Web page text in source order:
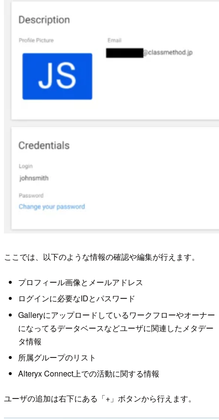
ここでは、以下のような情報の確認や編集が行えます。
プロフィール画像とメールアドレス
ログインに必要なIDとパスワード
Galleryにアップロードしているワークフローやオーナー
になってるデータベースなどユーザに関連したメタデー
タ情報
所属グループのリスト
Alteryx Connect上での活動に関する情報
ユーザの追加は右下にある「+」ボタンから行えます。